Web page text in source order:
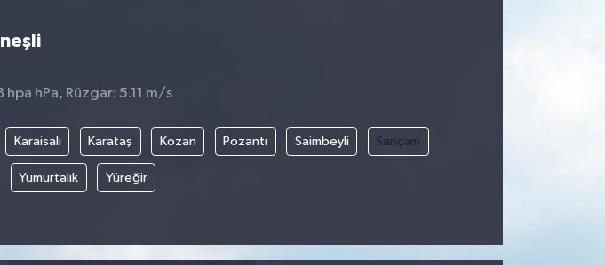
hpa hPa, Rüzgar: 5.11 m/s
Karaisalı Karataş Kozan Pozantı Saimbeyli Sarıçam
Yumurtalık Yüreğir